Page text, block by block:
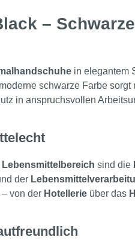
–
in elegantem
schwarze Farbe
in anspruchsvollen
sind die
der
von der Hotellerie über das